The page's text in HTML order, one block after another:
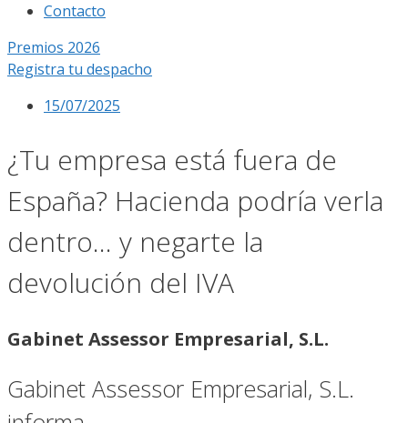
Contacto
Premios 2026
Registra tu despacho
15/07/2025
¿Tu empresa está fuera de
España? Hacienda podría verla
dentro… y negarte la
devolución del IVA
Gabinet Assessor Empresarial, S.L.
Gabinet Assessor Empresarial, S.L.